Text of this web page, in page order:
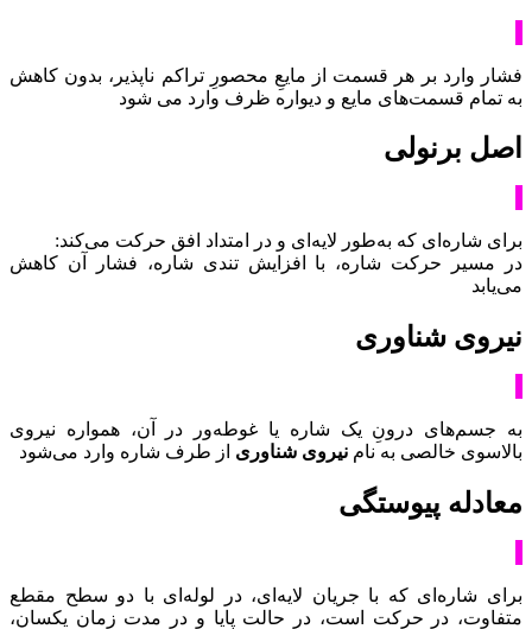
فشار وارد بر هر قسمت از مایعِ محصورِ تراکم ناپذیر، بدون کاهش
به تمام قسمت‌های مایع و دیواره ظرف وارد می شود
اصل برنولی
برای شاره‌ای که به‌طور لایه‌ای و در امتداد افق حرکت می‌کند:
در مسیر حرکت شاره، با افزایش تندی شاره، فشار آن کاهش
می‌یابد
نیروی شناوری
به جسم‌های درونِ یک شاره یا غوطه‌ور در آن، همواره نیروی
بالاسوی خالصی به نام نیروی شناوری از طرف شاره وارد می‌شود
معادله پیوستگی
برای شاره‌ای که با جریان لایه‌ای، در لوله‌ای با دو سطح مقطع
متفاوت، در حرکت است، در حالت پایا و در مدت زمان یکسان،